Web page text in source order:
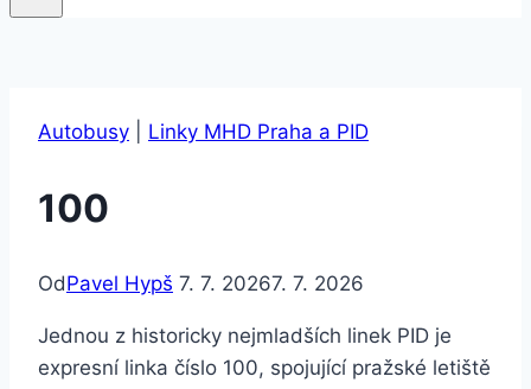
Autobusy Linky MHD Praha a PID
100
OdPavel Hypš 7. 7. 20267. 7. 2026
Jednou z historicky nejmladších linek PID je
expresní linka číslo 100, spojující pražské letiště